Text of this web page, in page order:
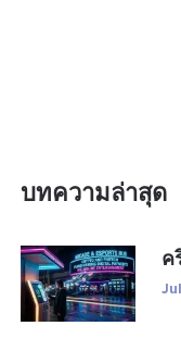
บทความล่าสุด
ค